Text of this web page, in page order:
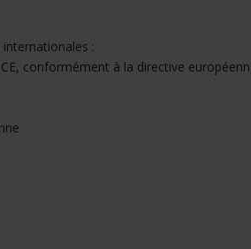
:
conformément à la directive